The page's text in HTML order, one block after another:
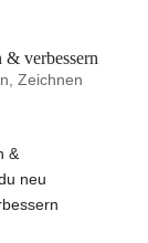
verbessern
Zeichnen
&
neu